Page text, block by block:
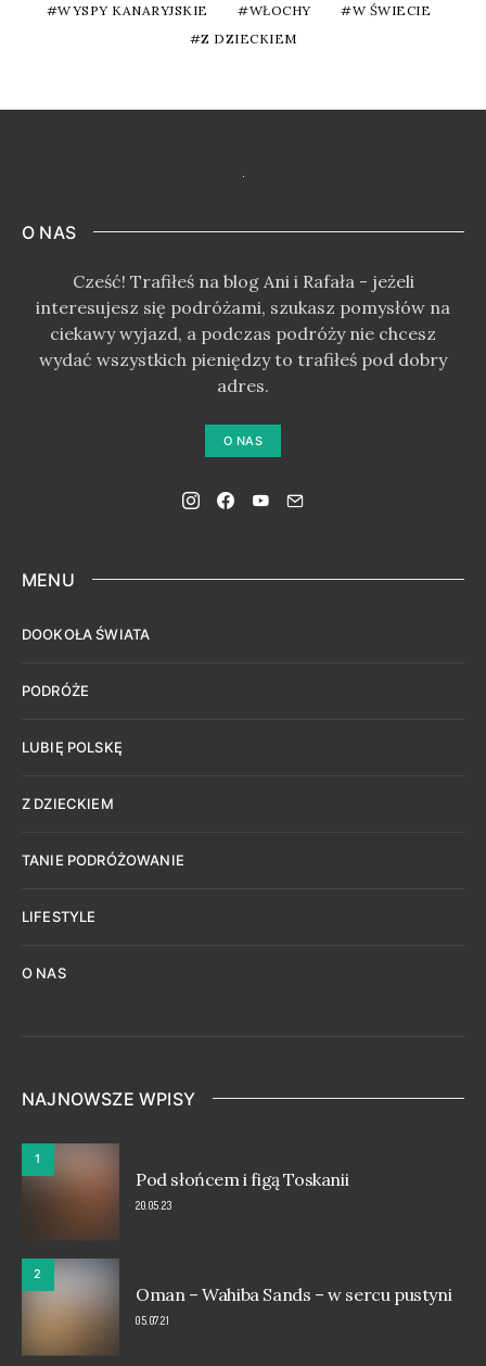
WYSPY KANARYJSKIE
WŁOCHY
W ŚWIECIE
Z DZIECKIEM
O NAS
Cześć! Trafiłeś na blog Ani i Rafała - jeżeli
interesujesz się podróżami, szukasz pomysłów na
ciekawy wyjazd, a podczas podróży nie chcesz
wydać wszystkich pieniędzy to trafiłeś pod dobry
adres.
O NAS
MENU
DOOKOŁA ŚWIATA
PODRÓŻE
LUBIĘ POLSKĘ
Z DZIECKIEM
TANIE PODRÓŻOWANIE
LIFESTYLE
O NAS
NAJNOWSZE WPISY
1
Pod słońcem i figą Toskanii
20.05.23
2
Oman – Wahiba Sands – w sercu pustyni
05.07.21